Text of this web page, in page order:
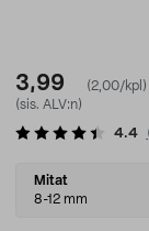
3,99
(2,00/kpl)
(sis. ALV:n)
4.4 (
Select
variant
Mitat
8-12 mm